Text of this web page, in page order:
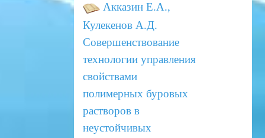
Акказин Е.А.,
Кулекенов А.Д.
Совершенствование
технологии управления
свойствами
полимерных буровых
растворов в
неустойчивых